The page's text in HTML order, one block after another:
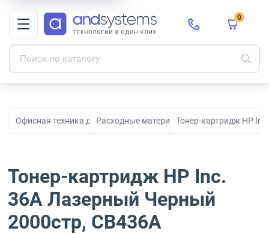
0
Офисная техника для печати, сканирования и
Расходные материалы для принтеров и
Тонер-картридж HP
Тонер-картридж HP Inc.
36A Лазерный Черный
2000стр, CB436A